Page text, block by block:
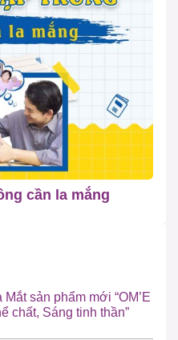
cần la mắng
sản phẩm mới “OM’E
chất, Sáng tinh thần”